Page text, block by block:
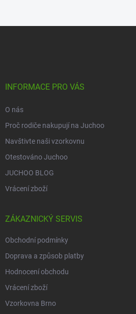
INFORMACE PRO VÁS
O nás
Proč rodiče nakupují na Juchoo
Navštivte naši vzorkovnu
Otestováno Juchoo
JUCHOO BLOG
Vrácení zboží
ZÁKAZNICKÝ SERVIS
Obchodní podmínky
Doprava a způsob platby
Hodnocení obchodu
Vrácení zboží
Vzorkovna Brno